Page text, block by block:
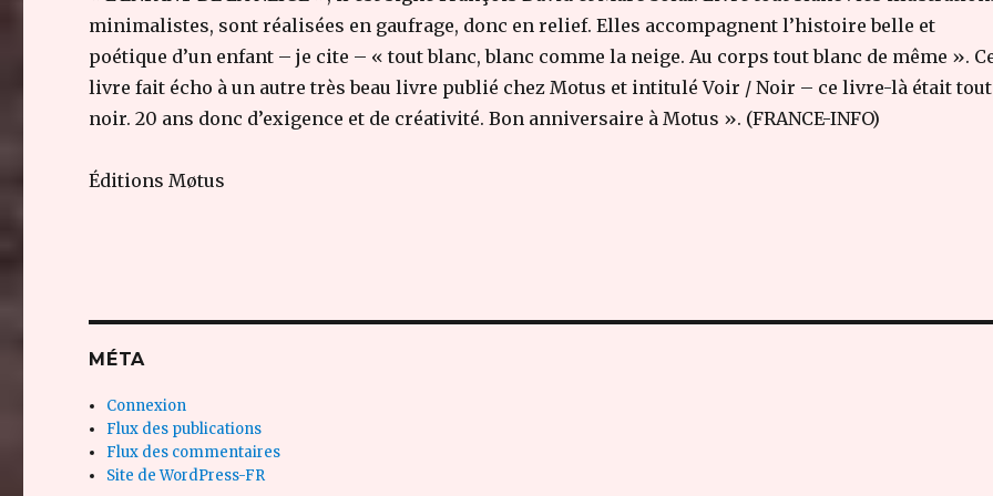
minimalistes, sont réalisées en gaufrage, donc en relief. Elles accompagnent l’histoire belle et
poétique d’un enfant – je cite – « tout blanc, blanc comme la neige. Au corps tout blanc de même ».
livre fait écho à un autre très beau livre publié chez Motus et intitulé Voir / Noir – ce livre-là était tout
noir. 20 ans donc d’exigence et de créativité. Bon anniversaire à Motus ». (FRANCE-INFO)
Éditions Møtus
MÉTA
Connexion
Flux des publications
Flux des commentaires
Site de WordPress-FR